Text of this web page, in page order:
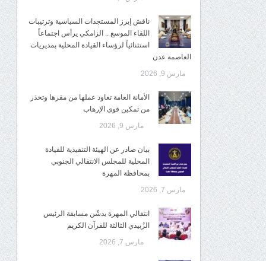
ناقش إبرز المستجدات السياسية وترتيبات
اللقاء الموسع .. الزامكي يرأس اجتماعاً
استثنائياً لرؤساء القيادة المحلية بمديريات
العاصمة عدن
مارس 9, 2026
الأمانة العامة تعاود عملها من مقرها وتحذر
من تمكين قوى الإرهاب
مارس 9, 2026
بيان صادر عن الهيئة التنفيذية للقيادة
المحلية للمجلس الانتقالي الجنوبي
بمحافظة المهرة
مارس 7, 2026
انتقالي المهرة يدشّن مسابقة الرئيس
الزُبيدي الثالثة للقرآن الكريم
مارس 7, 2026